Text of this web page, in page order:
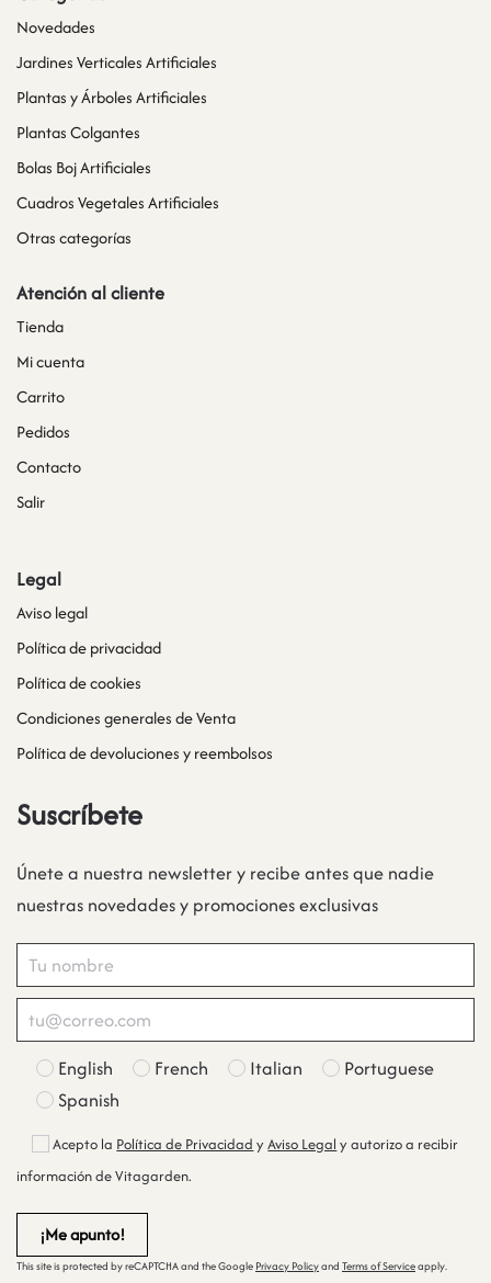
Novedades
Jardines Verticales Artificiales
Plantas y Árboles Artificiales
Plantas Colgantes
Bolas Boj Artificiales
Cuadros Vegetales Artificiales
Otras categorías
Atención al cliente
Tienda
Mi cuenta
Carrito
Pedidos
Contacto
Salir
Legal
Aviso legal
Política de privacidad
Política de cookies
Condiciones generales de Venta
Política de devoluciones y reembolsos
Suscríbete
Únete a nuestra newsletter y recibe antes que nadie
nuestras novedades y promociones exclusivas
English French Italian
Portuguese
Spanish
Acepto la Política de Privacidad yAviso Legal y autorizo a recibir
información de Vitagarden.
This site is protected by reCAPTCHA and the Google Privacy Policyand Terms of Serviceapply.